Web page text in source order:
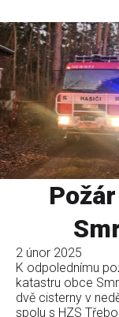
2 únor 2025
K odpolednímu
katastru obce
dvě cisterny v
spolu s HZS